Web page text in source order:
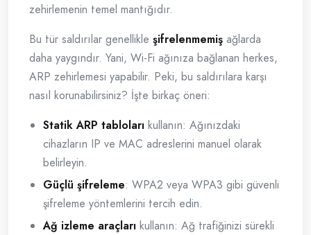
zehirlemenin temel mantığıdır.
Bu tür saldırılar genellikle şifrelenmemiş ağlarda
daha yaygındır. Yani, Wi-Fi ağınıza bağlanan herkes,
ARP zehirlemesi yapabilir. Peki, bu saldırılara karşı
nasıl korunabilirsiniz? İşte birkaç öneri:
Statik ARP tabloları kullanın: Ağınızdaki
cihazların IP ve MAC adreslerini manuel olarak
belirleyin.
Güçlü şifreleme: WPA2 veya WPA3 gibi güvenli
şifreleme yöntemlerini tercih edin.
Ağ izleme araçları kullanın: Ağ trafiğinizi sürekli